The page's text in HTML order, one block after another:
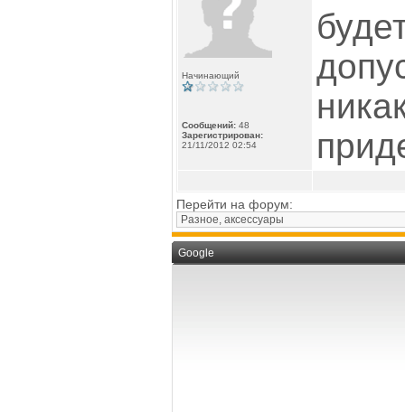
Начинающий
Сообщений: 48
Зарегистрирован:
21/11/2012 02:54
Перейти на форум:
Google